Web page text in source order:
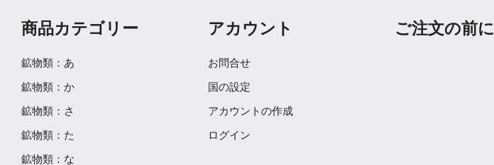
商品カテゴリー
鉱物類：あ
鉱物類：か
鉱物類：さ
鉱物類：た
鉱物類：な
アカウント
お問合せ
国の設定
アカウントの作成
ログイン
ご注文の前に